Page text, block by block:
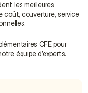
les meilleures
coût, couverture, service
CFE pour
équipe d’experts.